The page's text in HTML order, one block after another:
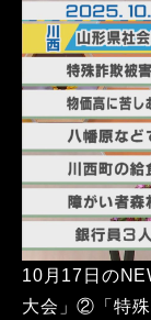
10月17日の
大会」②「特